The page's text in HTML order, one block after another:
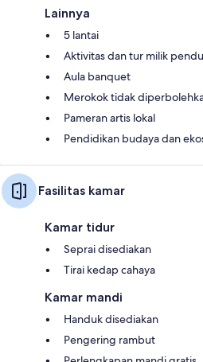
Lainnya
5 lantai
Aktivitas dan tur milik
Aula banquet
Merokok tidak
Pameran artis lokal
Pendidikan budaya dan
Fasilitas kamar
Kamar tidur
Seprai disediakan
Tirai kedap cahaya
Kamar mandi
Handuk disediakan
Pengering rambut